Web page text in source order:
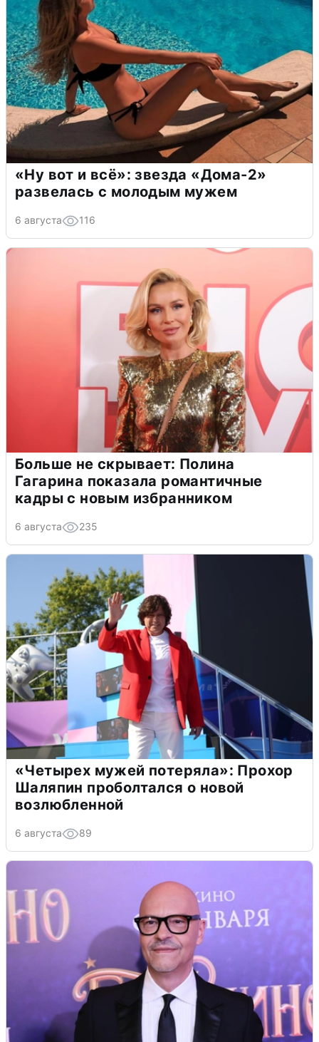
«Ну вот и всё»: звезда «Дома-2»
развелась с молодым мужем
6 августа 116
Больше не скрывает: Полина
Гагарина показала романтичные
кадры с новым избранником
6 августа 235
«Четырех мужей потеряла»: Прохор
Шаляпин проболтался о новой
возлюбленной
6 августа 89